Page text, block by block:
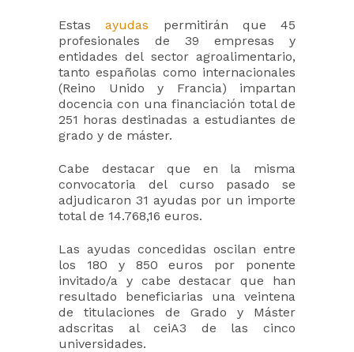
Estasayudas permitirán que 45
profesionales de 39 empresas y
entidades del sector agroalimentario,
tanto españolas como internacionales
(Reino Unido y Francia) impartan
docencia con una financiación total de
251 horas destinadas a estudiantes de
grado y de máster.
Cabe destacar que en la misma
convocatoria del curso pasado se
adjudicaron 31 ayudas por un importe
total de 14.768,16 euros.
Las ayudas concedidas oscilan entre
los 180 y 850 euros por ponente
invitado/a y cabe destacar que han
resultado beneficiarias una veintena
de titulaciones de Grado y Máster
adscritas al ceiA3 de las cinco
universidades.